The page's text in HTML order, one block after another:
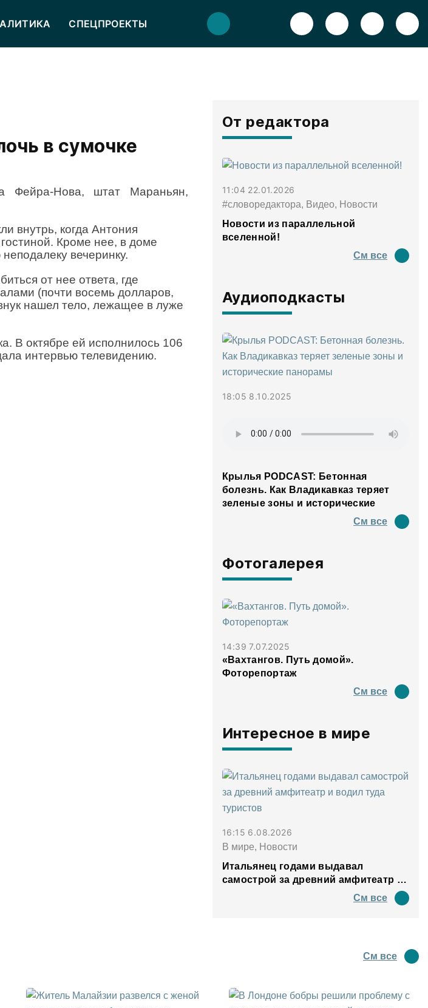
СПЕЦПРОЕКТЫ
в сумочке
Фейра-Нова, штат Мараньян,
внутрь, когда Антония
Кроме нее, в доме
вечеринку.
от нее ответа, где
(почти восемь долларов,
нашел тело, лежащее в луже
В октябре ей исполнилось 106
интервью телевидению.
От редактора
11:04 22.01.2026
#словоредактора, Видео, Новости
Новости из параллельной
вселенной!
См все
Аудиоподкасты
18:05 8.10.2025
Крылья PODCAST: Бетонная
болезнь. Как Владикавказ теряет
зеленые зоны и исторические
См все
Фотогалерея
14:39 7.07.2025
«Вахтангов. Путь домой».
Фоторепортаж
См все
Интересное в мире
16:15 6.08.2026
В мире, Новости
Итальянец годами выдавал
самострой за древний амфитеатр и
См все
См все